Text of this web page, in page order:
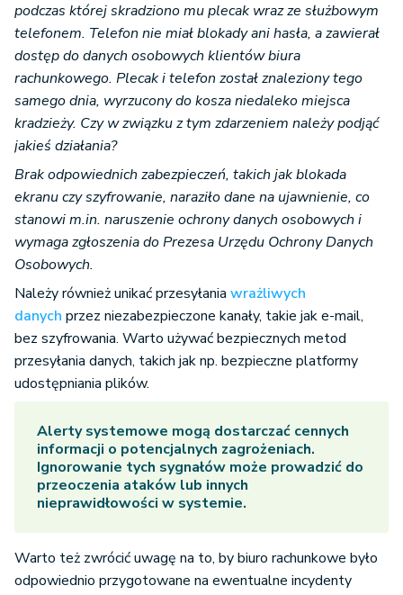
podczas której skradziono mu plecak wraz ze służbowym
telefonem. Telefon nie miał blokady ani hasła, a zawierał
dostęp do danych osobowych klientów biura
rachunkowego. Plecak i telefon został znaleziony tego
samego dnia, wyrzucony do kosza niedaleko miejsca
kradzieży. Czy w związku z tym zdarzeniem należy podjąć
jakieś działania?
Brak odpowiednich zabezpieczeń, takich jak blokada
ekranu czy szyfrowanie, naraziło dane na ujawnienie, co
stanowi m.in. naruszenie ochrony danych osobowych i
wymaga zgłoszenia do Prezesa Urzędu Ochrony Danych
Osobowych.
Należy również unikać przesyłania wrażliwych
danych przez niezabezpieczone kanały, takie jak e-mail,
bez szyfrowania. Warto używać bezpiecznych metod
przesyłania danych, takich jak np. bezpieczne platformy
udostępniania plików.
Alerty systemowe mogą dostarczać cennych
informacji o potencjalnych zagrożeniach.
Ignorowanie tych sygnałów może prowadzić do
przeoczenia ataków lub innych
nieprawidłowości w systemie.
Warto też zwrócić uwagę na to, by biuro rachunkowe było
odpowiednio przygotowane na ewentualne incydenty